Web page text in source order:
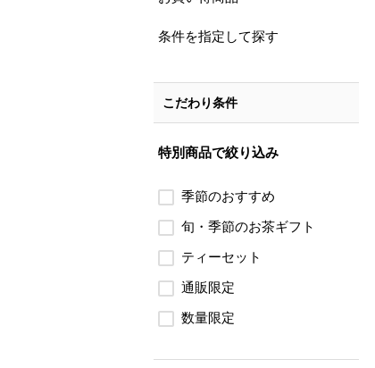
条件を指定して探す
こだわり条件
特別商品で絞り込み
季節のおすすめ
旬・季節のお茶ギフト
ティーセット
通販限定
数量限定